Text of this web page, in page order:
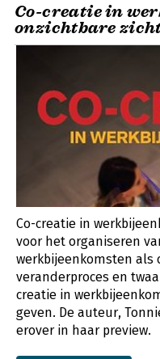
Co-creatie in
onzichtbare
Co-creatie in
voor het organiseren
werkbijeenkomsten als
veranderproces en
creatie in
geven. De auteur,
erover in haar preview.